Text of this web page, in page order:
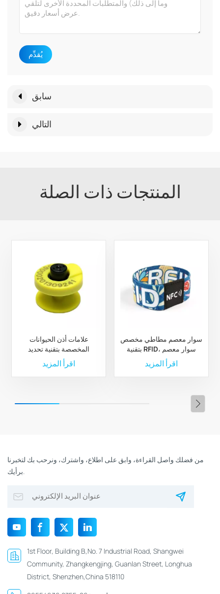
يُقدِّم
سابق
التالي
المنتجات ذات الصلة
علامات أذن الحيوانات
المخصصة بتقنية تحديد
الترددات الراديوية لإدارة
الثروة الحيوانية والمزارع
اقرأ المزيد
سوار معصم مطاطي مخصص
بتقنية RFID، سوار معصم
مطاطي من البوليستر بتقنية
RFID مخصص
اقرأ المزيد
من فضلك واصل القراءة، وابق على اطلاع، واشترك، ونرحب بك لتخبرنا
1st Floor, Building B,No. 7 Industrial Road, Shangwei
Community, Zhangkengjing, Guanlan Street, Longhua
District, Shenzhen,China 518110